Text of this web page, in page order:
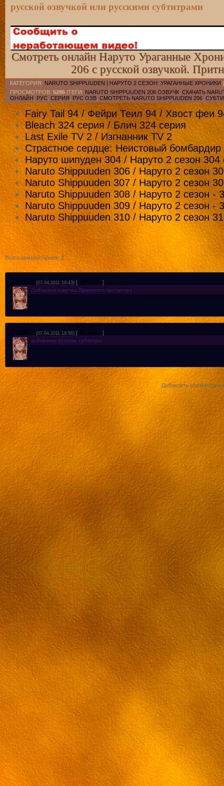
русской озвучкой или русскими субтитрами
Смотреть онлайн Наруто Ураганные
206 с русской озвучкой.
КАТЕГОРИЯ: NARUTO SHIPPUUDEN | НАРУТО 2 СЕЗОН: УРАГАННЫЕ ХРОНИКИ
ПРОСМОТРОВ: 5286 |ТЕГИ: NARUTO SHIPPUUDEN 206 ОЗВУЧК СКАЧАТЬ
ОНЛАЙН
РУС СЕРИЯ РУС ОЗВ СМОТРЕТЬ NARUTO SHIPPUUDEN 206
Fairy Tail 94 / Фейри Теил 94 / Хвост феи
Bleach 324 серия / Блич 324 серия
Last Exile TV 2 / Изгнанник TV 2
Страстное cердце: Неистовый бомбардир
Наруто шипуден 304 / Наруто 2 сезон 304
Naruto Shippuuden 306 / Наруто 2 сезон
Naruto Shippuuden 307 / Наруто 2 сезон
Naruto Shippuuden 308 / Наруто 2 сезон -
Naruto Shippuuden 309 / Наруто 2 сезон -
Naruto Shippuuden 310 / Наруто 2 сезон
Всего комментариев:2
2 Grom (07.04.2011 19:43) [Материал ]
Добавлена озвучка.Приятного просмотра
1 Grom (07.04.2011 18:56) [Материал ]
добавлены русские субтитры
Добавлять